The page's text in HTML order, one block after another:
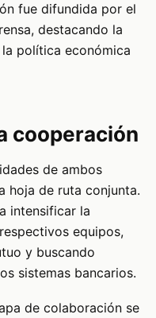
fue difundida por el
destacando la
política económica
cooperación
de ambos
hoja de ruta conjunta.
intensificar la
equipos,
y buscando
sistemas bancarios.
de colaboración se